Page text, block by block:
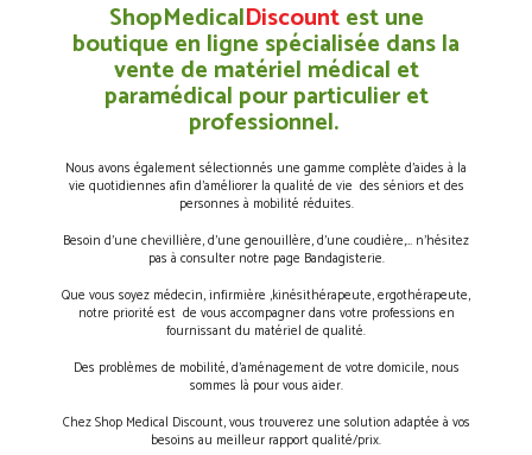
ShopMedicalDiscountest une
boutique en ligne spécialisée dans la
vente de matériel médical et
paramédical pour particulier et
professionnel.
Nous avons également sélectionnés une gamme complète d’aides à la
vie quotidiennes afin d’améliorer la qualité de vie des séniors et des
personnes à mobilité réduites.
Besoin d’une chevillière, d’une genouillère, d’une coudière,… n’hésitez
pas à consulter notre page Bandagisterie.
Que vous soyez médecin, infirmière ,kinésithérapeute, ergothérapeute,
notre priorité est de vous accompagner dans votre professions en
fournissant du matériel de qualité.
Des problèmes de mobilité, d’aménagement de votre domicile, nous
sommes là pour vous aider.
Chez Shop Medical Discount, vous trouverez une solution adaptée à vos
besoins au meilleur rapport qualité/prix.